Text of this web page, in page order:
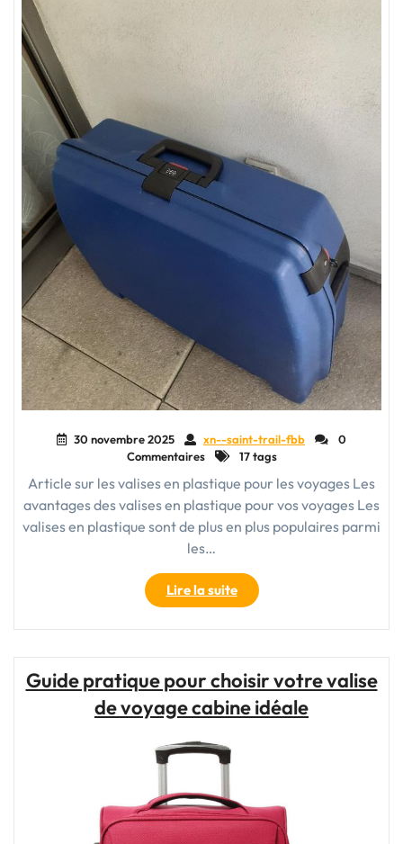
30 novembre 2025 xn--saint-trail-fbb
0
Commentaires
17 tags
Article sur les valises en plastique pour les voyages Les
avantages des valises en plastique pour vos voyages Les
valises en plastique sont de plus en plus populaires parmi
les…
Lire la suite"Les
avantages
d’une
plastique
pour
Guide pratique pour choisir votre valise
de voyage cabine idéale